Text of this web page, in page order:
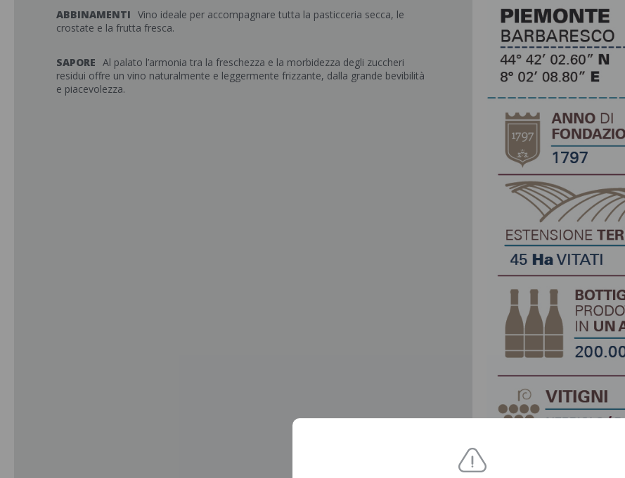
ABBINAMENTI Vino ideale per accompagnare tutta la pasticceria secca, le
crostate e la frutta fresca.
SAPORE Al palato l’armonia tra la freschezza e la morbidezza degli zuccheri
residui offre un vino naturalmente e leggermente frizzante, dalla grande bevibilità
e piacevolezza.